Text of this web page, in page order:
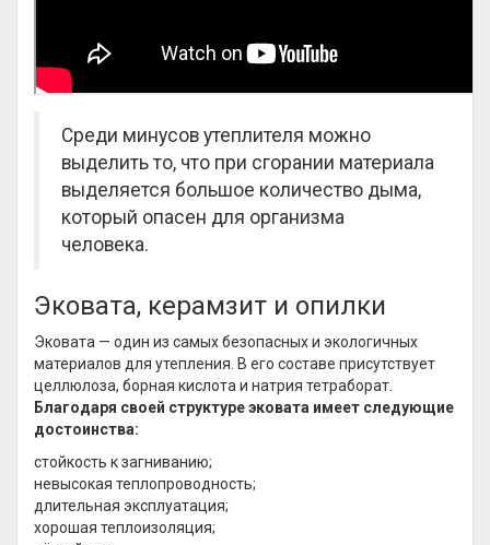
Среди минусов утеплителя можно
выделить то, что при сгорании материала
выделяется большое количество дыма,
который опасен для организма
человека.
Эковата, керамзит и опилки
Эковата — один из самых безопасных и экологичных
материалов для утепления. В его составе присутствует
целлюлоза, борная кислота и натрия тетраборат.
Благодаря своей структуре эковата имеет следующие
достоинства:
стойкость к загниванию;
невысокая теплопроводность;
длительная эксплуатация;
хорошая теплоизоляция;